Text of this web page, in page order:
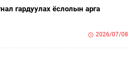
гардуулах ёслолын арга
2026/07/08